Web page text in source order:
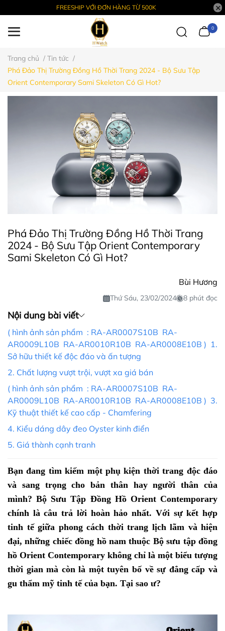
FREESHIP VỚI ĐƠN HÀNG TỪ 500K
0
Trang chủ / Tin tức /
Phá Đảo Thị Trường Đồng Hồ Thời Trang 2024 - Bộ Sưu Tập
Orient Contemporary Sami Skeleton Có Gì Hot?
Phá Đảo Thị Trường Đồng Hồ Thời Trang
2024 - Bộ Sưu Tập Orient Contemporary
Sami Skeleton Có Gì Hot?
Bùi Hương
Thứ Sáu, 23/02/2024 8 phút đọc
Nội dung bài viết
( hình ảnh sản phẩm : RA-AR0007S10B RA-
AR0009L10B RA-AR0010R10B RA-AR0008E10B ) 1.
Sở hữu thiết kế độc đáo và ấn tượng
2. Chất lượng vượt trội, vượt xa giá bán
( hình ảnh sản phẩm : RA-AR0007S10B RA-
AR0009L10B RA-AR0010R10B RA-AR0008E10B ) 3.
Kỹ thuật thiết kế cao cấp - Chamfering
4. Kiểu dáng dây đeo Oyster kinh điển
5. Giá thành cạnh tranh
Bạn đang tìm kiếm một phụ kiện thời trang độc đáo
và sang trọng cho bản thân hay người thân của
mình? Bộ Sưu Tập Đồng Hồ Orient Contemporary
chính là câu trả lời hoàn hảo nhất. Với sự kết hợp
tinh tế giữa phong cách thời trang lịch lãm và hiện
đại, những chiếc đồng hồ nam thuộc Bộ sưu tập đồng
hồ Orient Contemporary không chỉ là một biểu tượng
thời gian mà còn là một tuyên bố về sự đẳng cấp và
gu thẩm mỹ tinh tế của bạn. Tại sao ư?